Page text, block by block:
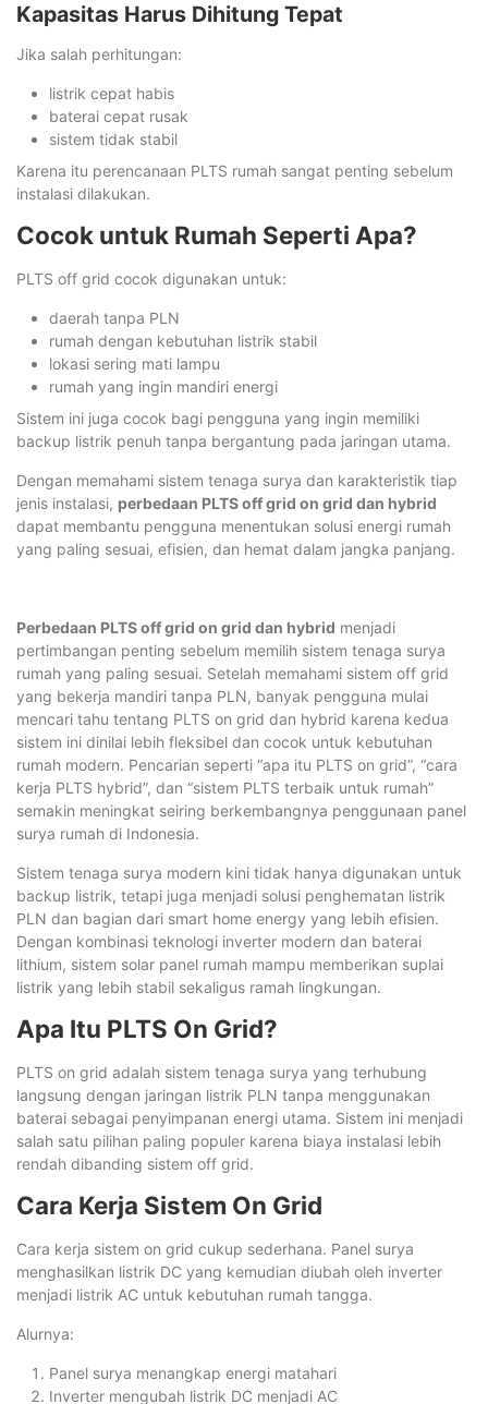
Kapasitas Harus Dihitung Tepat
Jika salah perhitungan:
listrik cepat habis
baterai cepat rusak
sistem tidak stabil
Karena itu perencanaan PLTS rumah sangat penting sebelum
instalasi dilakukan.
Cocok untuk Rumah Seperti Apa?
PLTS off grid cocok digunakan untuk:
daerah tanpa PLN
rumah dengan kebutuhan listrik stabil
lokasi sering mati lampu
rumah yang ingin mandiri energi
Sistem ini juga cocok bagi pengguna yang ingin memiliki
backup listrik penuh tanpa bergantung pada jaringan utama.
Dengan memahami sistem tenaga surya dan karakteristik tiap
jenis instalasi, perbedaan PLTS off grid on grid dan hybrid
dapat membantu pengguna menentukan solusi energi rumah
yang paling sesuai, efisien, dan hemat dalam jangka panjang.
Perbedaan PLTS off grid on grid dan hybrid menjadi
pertimbangan penting sebelum memilih sistem tenaga surya
rumah yang paling sesuai. Setelah memahami sistem off grid
yang bekerja mandiri tanpa PLN, banyak pengguna mulai
mencari tahu tentang PLTS on grid dan hybrid karena kedua
sistem ini dinilai lebih fleksibel dan cocok untuk kebutuhan
rumah modern. Pencarian seperti “apa itu PLTS on grid”, “cara
kerja PLTS hybrid”, dan “sistem PLTS terbaik untuk rumah”
semakin meningkat seiring berkembangnya penggunaan panel
surya rumah di Indonesia.
Sistem tenaga surya modern kini tidak hanya digunakan untuk
backup listrik, tetapi juga menjadi solusi penghematan listrik
PLN dan bagian dari smart home energy yang lebih efisien.
Dengan kombinasi teknologi inverter modern dan baterai
lithium, sistem solar panel rumah mampu memberikan suplai
listrik yang lebih stabil sekaligus ramah lingkungan.
Apa Itu PLTS On Grid?
PLTS on grid adalah sistem tenaga surya yang terhubung
langsung dengan jaringan listrik PLN tanpa menggunakan
baterai sebagai penyimpanan energi utama. Sistem ini menjadi
salah satu pilihan paling populer karena biaya instalasi lebih
rendah dibanding sistem off grid.
Cara Kerja Sistem On Grid
Cara kerja sistem on grid cukup sederhana. Panel surya
menghasilkan listrik DC yang kemudian diubah oleh inverter
menjadi listrik AC untuk kebutuhan rumah tangga.
Alurnya:
Panel surya menangkap energi matahari
Inverter mengubah listrik DC menjadi AC